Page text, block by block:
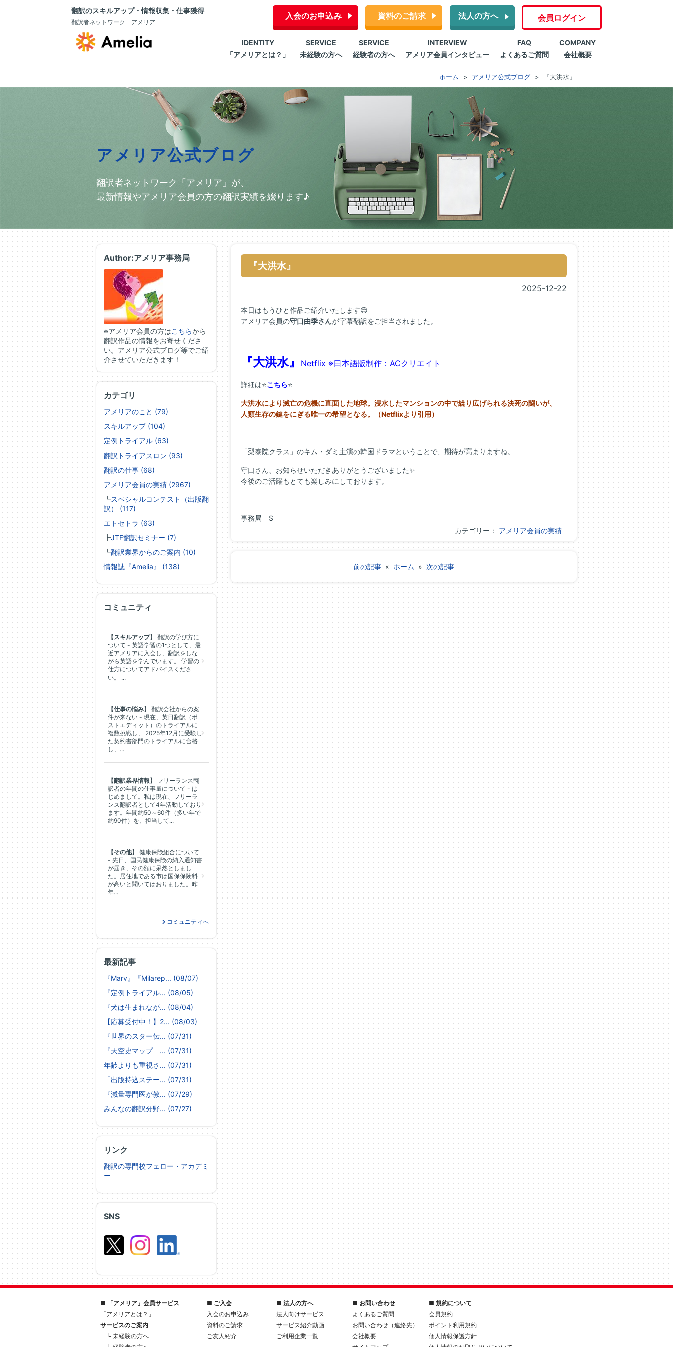
翻訳のスキルアップ・情報収集・仕事獲得
翻訳者ネットワーク アメリア
入会のお申込み 資料のご請求 法人の方へ 会員ログイン
IDENTITY
「アメリアとは？」
SERVICE
未経験の方へ
SERVICE
経験者の方へ
INTERVIEW
アメリア会員インタビュー
FAQ
よくあるご質問
COMPANY
会社概要
ホーム アメリア公式ブログ 『大洪水』
アメリア公式ブログ
翻訳者ネットワーク「アメリア」が、
最新情報やアメリア会員の方の翻訳実績を綴ります♪
『大洪水』
2025-12-22
本日はもうひと作品ご紹介いたします😊
アメリア会員の守口由季さんが字幕翻訳をご担当されました。
『大洪水』 Netflix ※日本語版制作：ACクリエイト
詳細は⭐こちら⭐
大洪水により滅亡の危機に直面した地球。浸水したマンションの中で繰り広げられる決死の闘いが、
人類生存の鍵をにぎる唯一の希望となる。（Netflixより引用）
「梨泰院クラス」のキム・ダミ主演の韓国ドラマということで、期待が高まりますね。
守口さん、お知らせいただきありがとうございました✨
今後のご活躍もとても楽しみにしております。
事務局 S
カテゴリー： アメリア会員の実績
前の記事 « ホーム » 次の記事
Author:アメリア事務局
※アメリア会員の方はこちらから
翻訳作品の情報をお寄せくださ
い。アメリア公式ブログ等でご紹
介させていただきます！
SNS
カテゴリ
アメリアのこと (79)
スキルアップ (104)
定例トライアル (63)
翻訳トライアスロン (93)
翻訳の仕事 (68)
アメリア会員の実績 (2967)
┗スペシャルコンテスト（出版翻
訳） (117)
エトセトラ (63)
┣JTF翻訳セミナー (7)
┗翻訳業界からのご案内 (10)
情報誌『Amelia』 (138)
最新記事
『Marv』『Milarep... (08/07)
『定例トライアル... (08/05)
『犬は生まれなが... (08/04)
【応募受付中！】2... (08/03)
『世界のスター伝... (07/31)
『天空史マップ ... (07/31)
年齢よりも重視さ... (07/31)
「出版持込ステー... (07/31)
『減量専門医が教... (07/29)
みんなの翻訳分野... (07/27)
リンク
翻訳の専門校フェロー・アカデミ
ー
コミュニティ
【スキルアップ】
翻訳の学び方に
ついて - 英語学習の1つとして、最
近アメリアに入会し、翻訳をしな
がら英語を学んでいます。 学習の
仕方についてアドバイスくださ
い。 ...
【仕事の悩み】
翻訳会社からの案
件が来ない - 現在、英日翻訳（ポ
ストエディット）のトライアルに
複数挑戦し、 2025年12月に受験し
た契約書部門のトライアルに合格
し、...
【翻訳業界情報】
フリーランス翻
訳者の年間の仕事量について - は
じめまして。私は現在、フリーラ
ンス翻訳者として4年活動しており
ます。年間約50～60件（多い年で
約90件）を、担当して...
【その他】
健康保険組合について
- 先日、国民健康保険の納入通知書
が届き、その額に呆然としまし
た。居住地である市は国保保険料
が高いと聞いてはおりました。昨
年...
コミュニティへ
■ 「アメリア」会員サービス
「アメリアとは？」
サービスのご案内
└ 未経験の方へ
■ ご入会
入会のお申込み
資料のご請求
ご友人紹介
■ 法人の方へ
法人向けサービス
サービス紹介動画
ご利用企業一覧
■ お問い合わせ
よくあるご質問
お問い合わせ（連絡先）
会社概要
■ 規約について
会員規約
ポイント利用規約
個人情報保護方針